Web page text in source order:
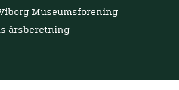
Museumsforening
årsberetning